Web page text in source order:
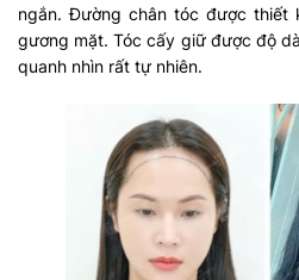
ngắn. Đường chân tóc được thiết
gương mặt. Tóc cấy giữ được độ
quanh nhìn rất tự nhiên.